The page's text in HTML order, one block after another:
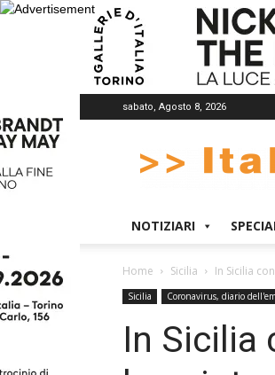
sabato, Agosto 8, 2026
NOTIZIARI
Home Sicilia In Sicilia
Sicilia Coronavirus, diario
In Sicilia